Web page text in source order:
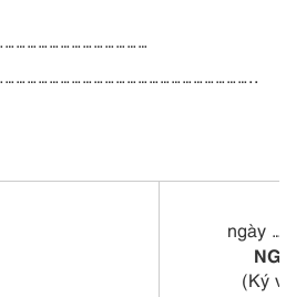
……..
ngày ….
(Ký